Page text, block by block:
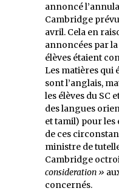
annoncé
Cambridge
avril. Cela en
annoncées par
élèves étaient
Les matières qui
sont l’anglais,
les élèves du SC
des langues
et tamil) pour les
de ces
ministre de
Cambridge
consideration »
concernés.